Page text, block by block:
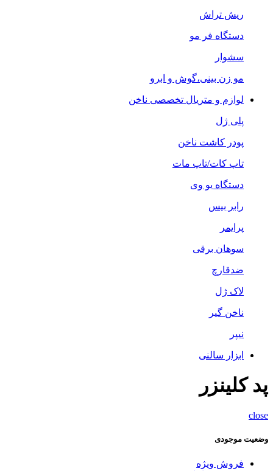
ریش تراش
دستگاه فر مو
سشوار
مو زن بینی،گوش و ابرو
لوازم و متریال تخصصی ناخن
پلی ژل
پودر کاشت ناخن
تاپ کات/تاپ مات
دستگاه یو وی
رابر بیس
پرایمر
سوهان برقی
ضدقارچ
لاک ژل
ناخن گیر
نیپر
ابزار سالنی
پد کلینزر
close
وضعیت موجودی
فروش ویژه